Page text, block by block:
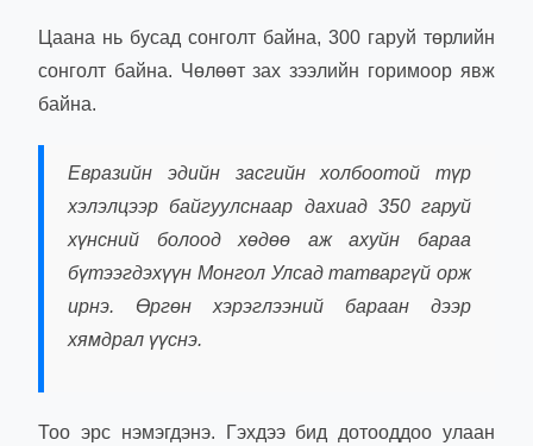
Цаана нь бусад сонголт байна, 300 гаруй төрлийн
сонголт байна. Чөлөөт зах зээлийн горимоор явж
байна.
Евразийн эдийн засгийн холбоотой түр
хэлэлцээр байгуулснаар дахиад 350 гаруй
хүнсний болоод хөдөө аж ахуйн бараа
бүтээгдэхүүн Монгол Улсад татваргүй орж
ирнэ. Өргөн хэрэглээний бараан дээр
хямдрал үүснэ.
Тоо эрс нэмэгдэнэ. Гэхдээ бид дотооддоо улаан